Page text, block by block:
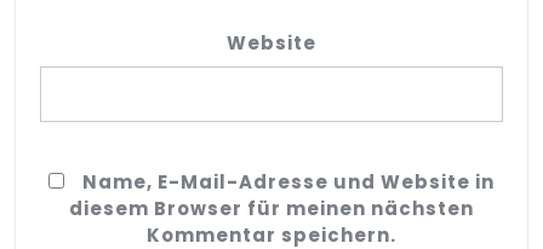
Website
Name, E-Mail-Adresse und Website in
diesem Browser für meinen nächsten
Kommentar speichern.